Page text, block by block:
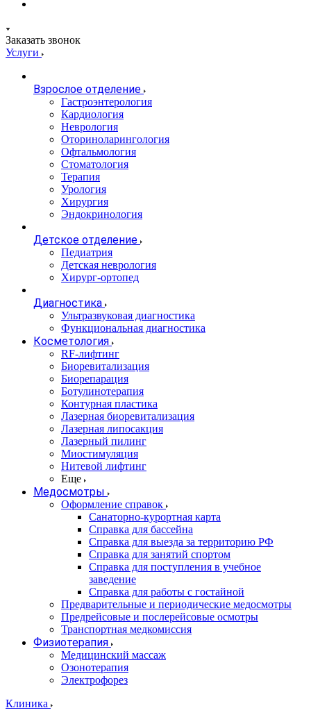
Заказать звонок
Услуги
Взрослое отделение
Гастроэнтерология
Кардиология
Неврология
Оториноларингология
Офтальмология
Стоматология
Терапия
Урология
Хирургия
Эндокринология
Детское отделение
Педиатрия
Детская неврология
Хирург-ортопед
Диагностика
Ультразвуковая диагностика
Функциональная диагностика
Косметология
RF-лифтинг
Биоревитализация
Биорепарация
Ботулинотерапия
Контурная пластика
Лазерная биоревитализация
Лазерная липосакция
Лазерный пилинг
Миостимуляция
Нитевой лифтинг
Еще
Медосмотры
Оформление справок
Санаторно-курортная карта
Справка для бассейна
Справка для выезда за территорию РФ
Справка для занятий спортом
Справка для поступления в учебное
заведение
Справка для работы с гостайной
Предварительные и периодические медосмотры
Предрейсовые и послерейсовые осмотры
Транспортная медкомиссия
Физиотерапия
Медицинский массаж
Озонотерапия
Электрофорез
Клиника